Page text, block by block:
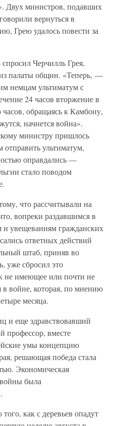
Двух министров, подавших
вернуться в
Грею удалось повести за
Черчилль Грея,
палаты общин. «Теперь, —
немцам ультиматум с
24 часов вторжение в
обращаясь к Камбону,
начнется война».
министру пришлось
ультиматум,
оправдались —
стало поводом
что рассчитывали на
вопреки раздавшимся в
увещеваниям гражданских
ответных действий
штаб, приняв во
уже сбросил это
не имеющее или почти не
войне, которая, по мнению
месяца.
и еще здравствовавший
вместе
умы концепцию
решающая победа стала
Экономическая
была
как с деревьев опадут